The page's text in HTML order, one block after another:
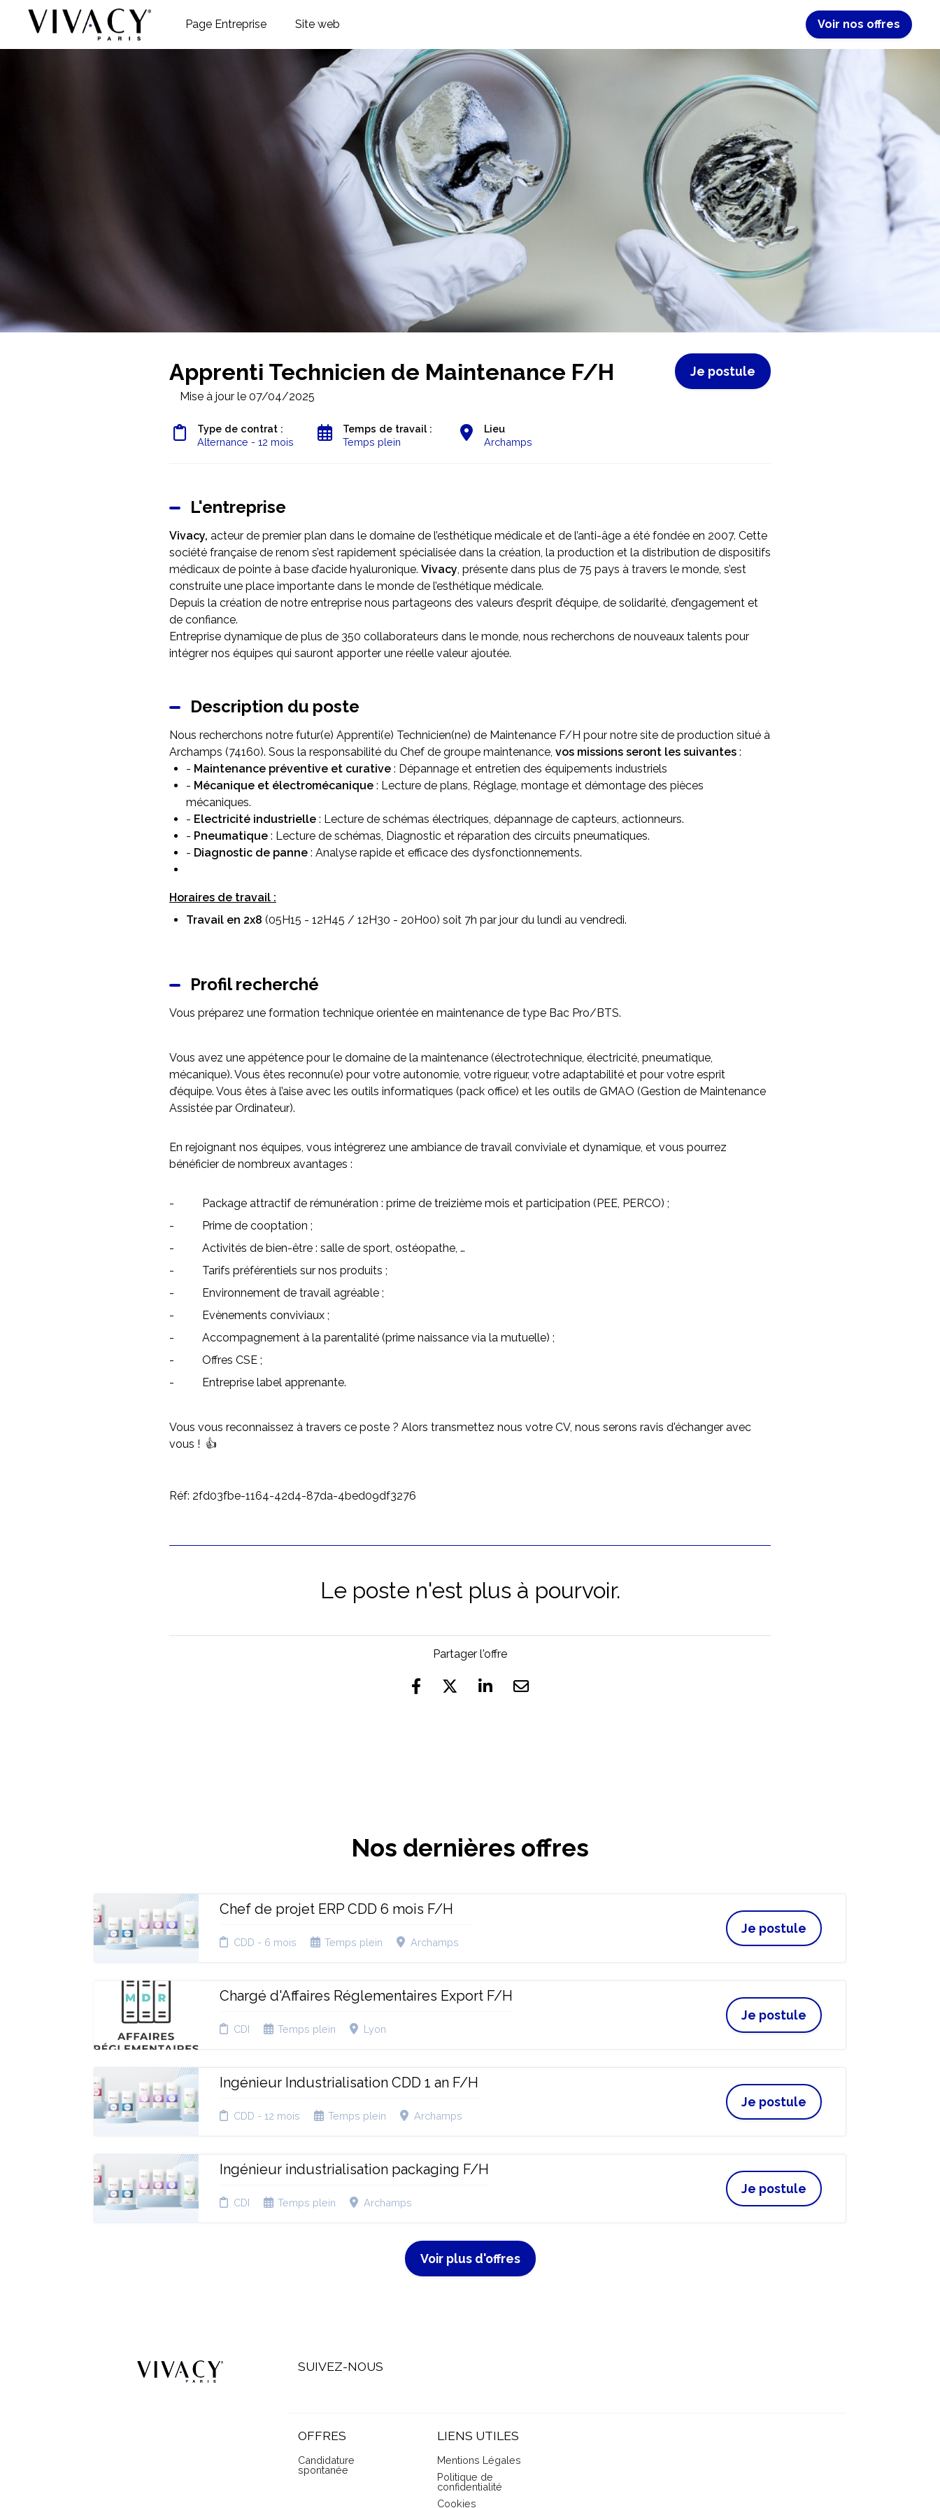
Page Entreprise Site web Voir nos offres
Apprenti Technicien de Maintenance F/H Je postule
Mise à jour le 07/04/2025
Type de contrat :
Alternance - 12 mois
Temps de travail :
Temps plein
Lieu
Archamps
L'entreprise
Vivacy, acteur de premier plan dans le domaine de l’esthétique médicale et de l’anti-âge a été fondée en 2007. Cette
société française de renom s’est rapidement spécialisée dans la création, la production et la distribution de dispositifs
médicaux de pointe à base d’acide hyaluronique. Vivacy, présente dans plus de 75 pays à travers le monde, s’est
construite une place importante dans le monde de l’esthétique médicale.
Depuis la création de notre entreprise nous partageons des valeurs d’esprit d’équipe, de solidarité, d’engagement et
de confiance.
Entreprise dynamique de plus de 350 collaborateurs dans le monde, nous recherchons de nouveaux talents pour
intégrer nos équipes qui sauront apporter une réelle valeur ajoutée.
Description du poste
Nous recherchons notre futur(e) Apprenti(e) Technicien(ne) de Maintenance F/H pour notre site de production situé à
Archamps (74160). Sous la responsabilité du Chef de groupe maintenance, vos missions seront les suivantes:
- Maintenance préventive et curative: Dépannage et entretien des équipements industriels
- Mécanique et électromécanique: Lecture de plans, Réglage, montage et démontage des pièces
mécaniques.
- Electricité industrielle: Lecture de schémas électriques, dépannage de capteurs, actionneurs.
- Pneumatique: Lecture de schémas, Diagnostic et réparation des circuits pneumatiques.
- Diagnostic de panne: Analyse rapide et efficace des dysfonctionnements.
Horaires de travail :
Travail en 2x8 (05H15 - 12H45 / 12H30 - 20H00) soit 7h par jour du lundi au vendredi.
Profil recherché
Vous préparez une formation technique orientée en maintenance de type Bac Pro/BTS.
Vous avez une appétence pour le domaine de la maintenance (électrotechnique, électricité, pneumatique,
mécanique). Vous êtes reconnu(e) pour votre autonomie, votre rigueur, votre adaptabilité et pour votre esprit
d’équipe. Vous êtes à l’aise avec les outils informatiques (pack office) et les outils de GMAO (Gestion de Maintenance
Assistée par Ordinateur).
En rejoignant nos équipes, vous intégrerez une ambiance de travail conviviale et dynamique, et vous pourrez
bénéficier de nombreux avantages :
- Package attractif de rémunération : prime de treizième mois et participation (PEE, PERCO) ;
- Prime de cooptation ;
- Activités de bien-être : salle de sport, ostéopathe, …
- Tarifs préférentiels sur nos produits ;
- Environnement de travail agréable ;
- Evènements conviviaux ;
- Accompagnement à la parentalité (prime naissance via la mutuelle) ;
- Offres CSE ;
- Entreprise label apprenante.
Vous vous reconnaissez à travers ce poste ? Alors transmettez nous votre CV, nous serons ravis d'échanger avec
vous ! 👍
Réf: 2fd03fbe-1164-42d4-87da-4bed09df3276
Le poste n'est plus à pourvoir.
Partager l'offre
Nos dernières offres
Chef de projet ERP CDD 6 mois F/H
CDD - 6 mois Temps plein Archamps
Je postule
Chargé d'Affaires Réglementaires Export F/H
CDI Temps plein Lyon
Je postule
Ingénieur Industrialisation CDD 1 an F/H
CDD - 12 mois Temps plein Archamps
Je postule
Ingénieur industrialisation packaging F/H
CDI Temps plein Archamps
Je postule
Voir plus d'offres
SUIVEZ-NOUS
OFFRES
Candidature
spontanée
LIENS UTILES
Mentions Légales
Politique de
confidentialité
Cookies